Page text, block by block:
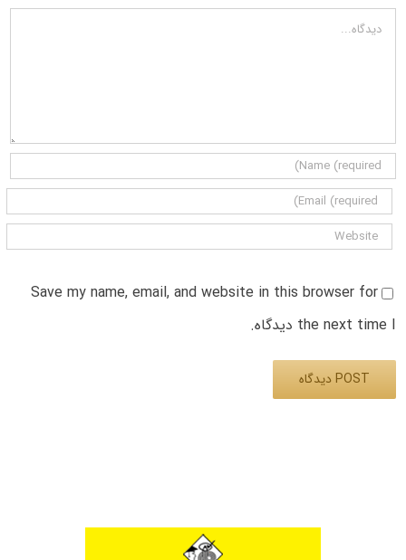
دیدگاه
Save my name, email, and website in this browser for
the next time I دیدگاه.